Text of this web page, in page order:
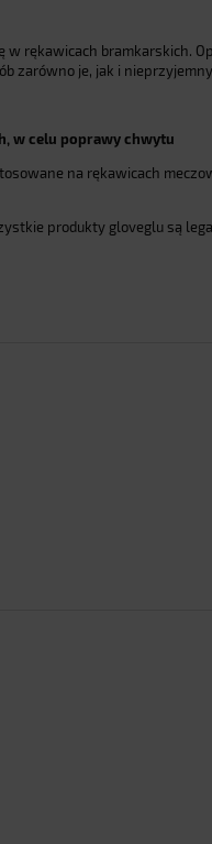
rękawicach bramkarskich.
zarówno je, jak i
w celu poprawy chwytu
na rękawicach
produkty gloveglu są